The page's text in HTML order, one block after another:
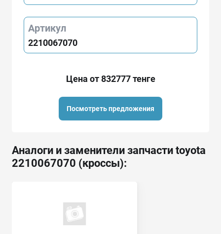
Артикул
2210067070
Цена от 832777 тенге
Посмотреть предложения
Аналоги и заменители запчасти toyota
2210067070 (кроссы):